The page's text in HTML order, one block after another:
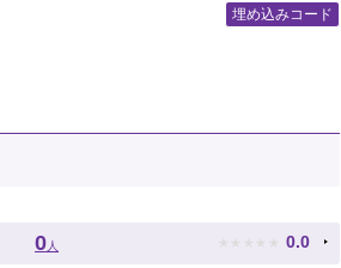
埋め込みコード
0 人 ★ ★ ★ ★ ★ 0.0